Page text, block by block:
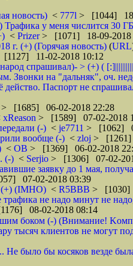
новость) < 777l > [1044]
у меня числится 30
< Prizer> [1071] 18-09-2018
г. (+) (Горячая новость) (URL
11-02-2018 10:12
спрашивал)- > (+) (
Звонки на "дальняк", оч.
Паспорт не
> [1685] 06-02-2018 22:28
xReason > [1589] 07-02-2018
(-) < je7711 > [1062]
вообще (-) < zloj > [1261]
< ОВ > [1369] 06-02-2018
(-) < Serjio > [1306] 07-02-
заявку до 1 мая,
07-02-2018 03:39
(+) (IMHO) < R5BBB > [1030]
не надо минут не
08-02-2018 08:14
боком (-) (Внимание!
тысяч клиентов не могут
Не было бы косяков везде